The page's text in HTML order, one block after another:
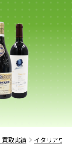
買取実績 イタリアワ